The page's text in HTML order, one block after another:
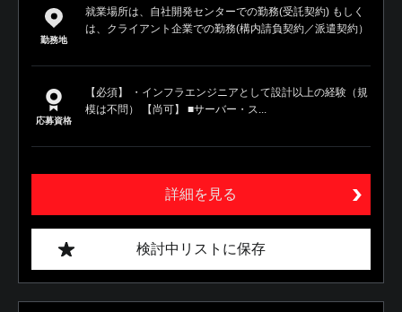
勤務地
就業場所は、自社開発センターでの勤務(受託契約) もしく
は、クライアント企業での勤務(構内請負契約／派遣契約）
応募資格
【必須】 ・インフラエンジニアとして設計以上の経験（規
模は不問） 【尚可】 ■サーバー・ス...
詳細を見る
検討中リストに保存